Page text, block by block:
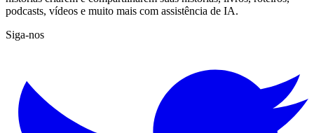
podcasts, vídeos e muito mais com assistência de IA.
Siga-nos